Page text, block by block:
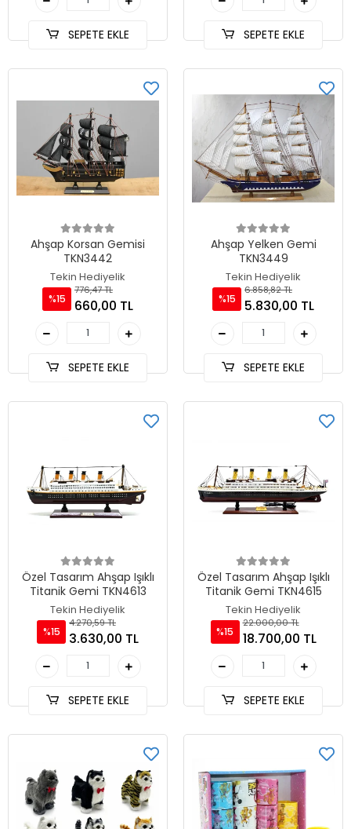
SEPETE EKLE SEPETE EKLE
Ahşap Korsan Gemisi
TKN3442
Tekin Hediyelik
%15
776,47 TL
660,00 TL
SEPETE EKLE
Ahşap Yelken Gemi
TKN3449
Tekin Hediyelik
%15
6.858,82 TL
5.830,00 TL
SEPETE EKLE
Özel Tasarım Ahşap Işıklı
Titanik Gemi TKN4613
Tekin Hediyelik
%15
4.270,59 TL
3.630,00 TL
SEPETE EKLE
Özel Tasarım Ahşap Işıklı
Titanik Gemi TKN4615
Tekin Hediyelik
%15
22.000,00 TL
18.700,00 TL
SEPETE EKLE